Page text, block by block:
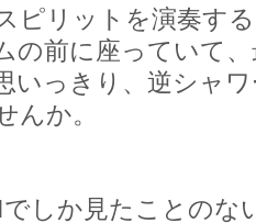
ピリットを演奏す
の前に座っていて
いっきり、逆シャ
か。
しか見たことのな